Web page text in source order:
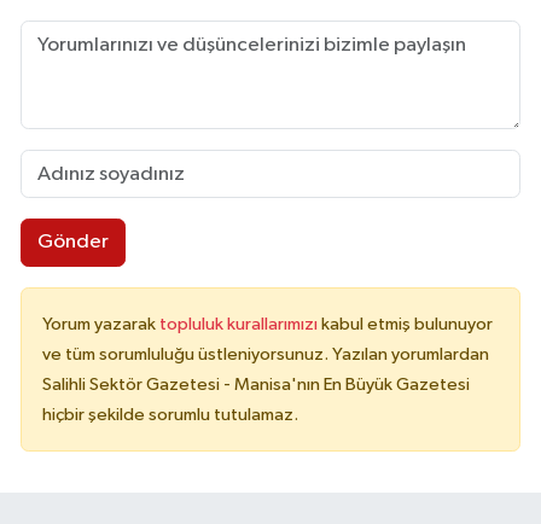
Gönder
Yorum yazarak topluluk kurallarımızı kabul etmiş bulunuyor
ve tüm sorumluluğu üstleniyorsunuz. Yazılan yorumlardan
Salihli Sektör Gazetesi - Manisa'nın En Büyük Gazetesi
hiçbir şekilde sorumlu tutulamaz.